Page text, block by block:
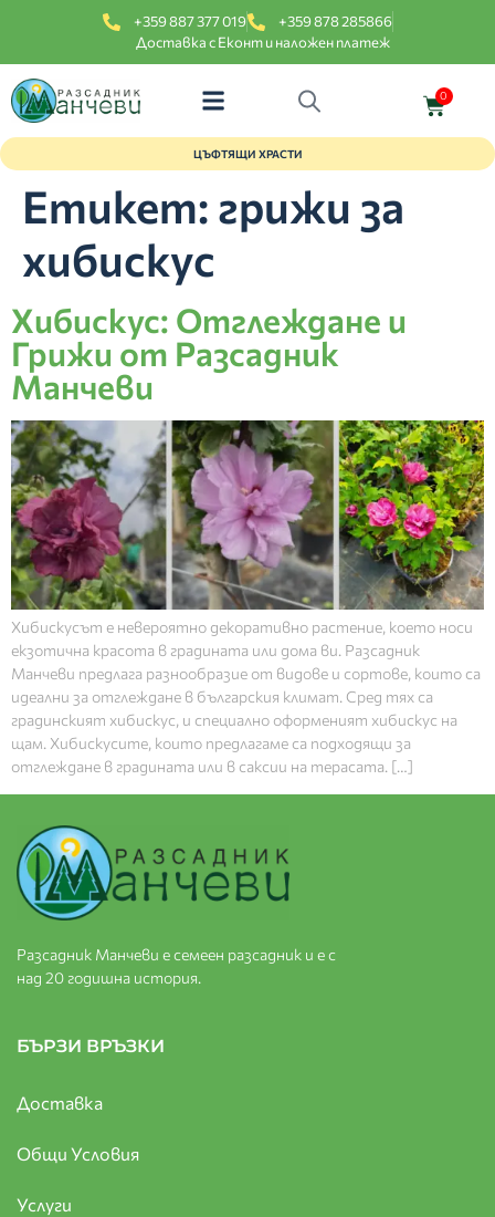
+359 887 377 019
+359 878 285866
Доставка с Еконт и наложен платеж
0
ЦЪФТЯЩИ ХРАСТИ
Етикет: грижи за
хибискус
Хибискус: Отглеждане и
Грижи от Разсадник
Манчеви
Хибискусът е невероятно декоративно растение, което носи
екзотична красота в градината или дома ви. Разсадник
Манчеви предлага разнообразие от видове и сортове, които са
идеални за отглеждане в българския климат. Сред тях са
градинският хибискус, и специално оформеният хибискус на
щам. Хибискусите, които предлагаме са подходящи за
отглеждане в градината или в саксии на терасата. […]
Разсадник Манчеви е семеен разсадник и е с
над 20 годишна история.
БЪРЗИ ВРЪЗКИ
Доставка
Общи Условия
Услуги